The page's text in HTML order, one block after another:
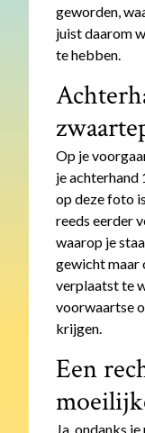
geworden,
juist daarom
te hebben.
Op je
je achterhand
op deze foto
reeds eerder
waarop je
gewicht maar
verplaatst te
voorwaartse
krijgen.
Een
Ja, ondanks